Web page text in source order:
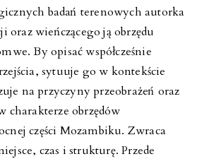
badań terenowych autorka
oraz wieńczącego ją obrzędu
By opisać współcześnie
sytuuje go w kontekście
na przyczyny przeobrażeń oraz
charakterze obrzędów
części Mozambiku. Zwraca
czas i strukturę. Przede